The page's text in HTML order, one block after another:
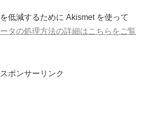
低減するために Akismet を使って
タの処理方法の詳細はこちらをご覧
スポンサーリンク